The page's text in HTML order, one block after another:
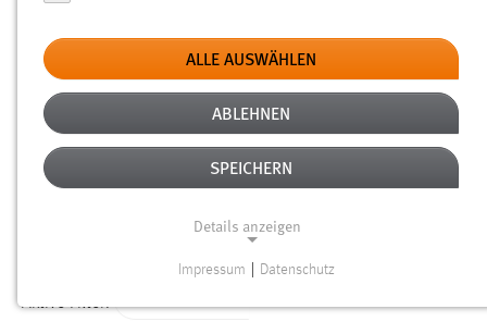
Typ
Erstellungsdatum
Alter
Aktive Filter:
ALLE AUSWÄHLEN
ABLEHNEN
SPEICHERN
Details anzeigen
Impressum Datenschutz